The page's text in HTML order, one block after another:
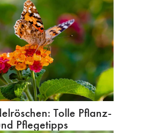
Tolle Pflanz-
Pflegetipps